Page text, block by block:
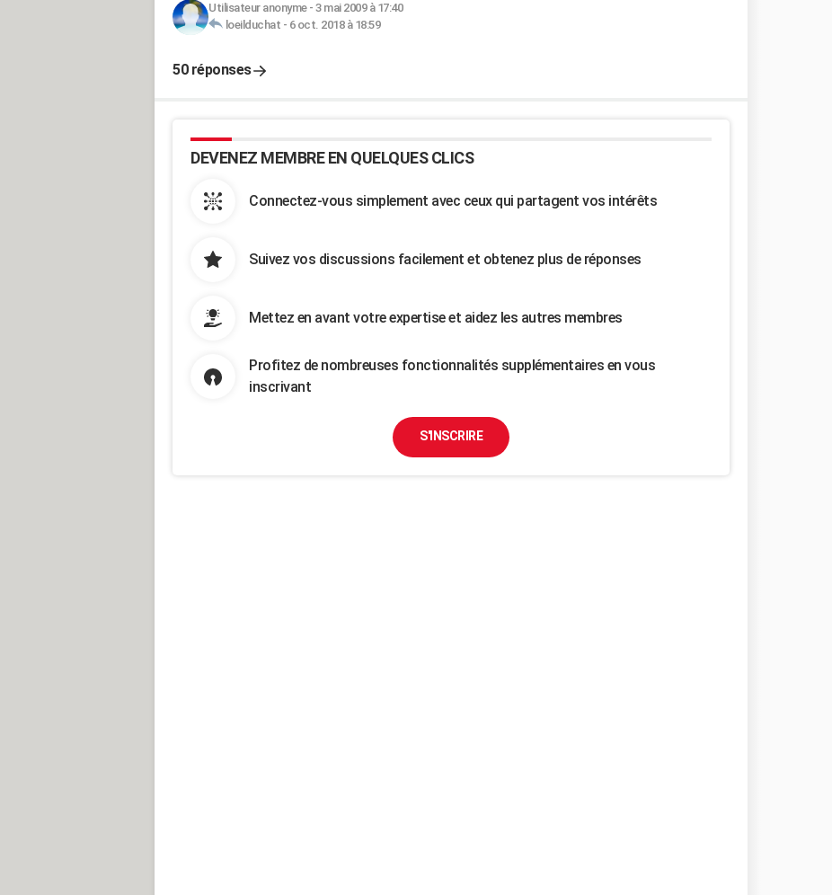
Utilisateur anonyme- 3 mai 2009 à 17:40
loeilduchat - 6 oct. 2018 à 18:59
50 réponses
DEVENEZ MEMBRE EN QUELQUES CLICS
Connectez-vous simplement avec ceux qui partagent vos intérêts
Suivez vos discussions facilement et obtenez plus de réponses
Mettez en avant votre expertise et aidez les autres membres
Profitez de nombreuses fonctionnalités supplémentaires en vous
inscrivant
S'INSCRIRE